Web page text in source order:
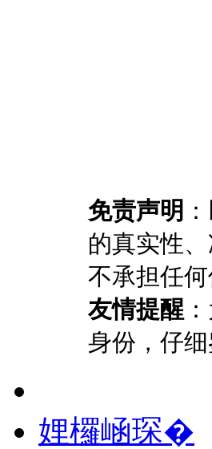
免责声明
的真实性
不承担任
友情提醒
身份，仔
娌欏崡琛�